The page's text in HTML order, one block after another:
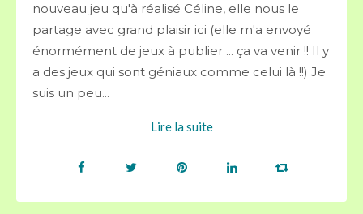
nouveau jeu qu'à réalisé Céline, elle nous le
partage avec grand plaisir ici (elle m'a envoyé
énormément de jeux à publier ... ça va venir !! Il y
a des jeux qui sont géniaux comme celui là !!) Je
suis un peu...
Lire la suite